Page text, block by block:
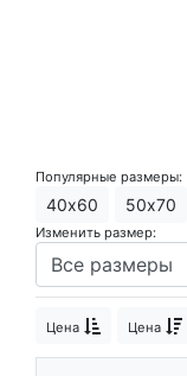
Популярные размеры:
40х60 50х70
Изменить размер:
Цена Цена